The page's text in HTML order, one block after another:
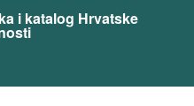
i katalog Hrvatske